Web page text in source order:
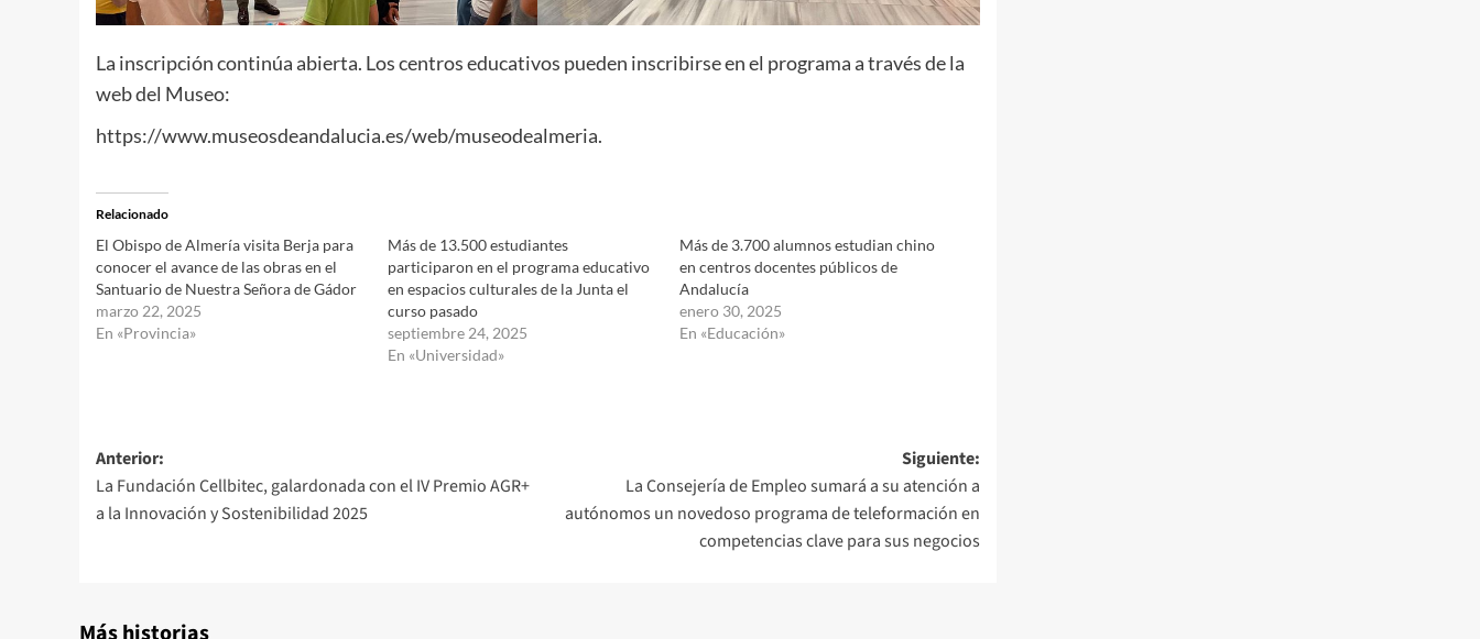
La inscripción continúa abierta. Los centros educativos pueden inscribirse en el programa a través de la
web del Museo:
https://www.museosdeandalucia.es/web/museodealmeria.
Relacionado
El Obispo de Almería visita Berja para
conocer el avance de las obras en el
Santuario de Nuestra Señora de Gádor
marzo 22, 2025
En «Provincia»
Más de 13.500 estudiantes
participaron en el programa educativo
en espacios culturales de la Junta el
curso pasado
septiembre 24, 2025
En «Universidad»
Más de 3.700 alumnos estudian chino
en centros docentes públicos de
Andalucía
enero 30, 2025
En «Educación»
Navegación
de
entradas
Anterior:
La Fundación Cellbitec, galardonada con el IV Premio AGR+
a la Innovación y Sostenibilidad 2025
Siguiente:
La Consejería de Empleo sumará a su atención a
autónomos un novedoso programa de teleformación en
competencias clave para sus negocios